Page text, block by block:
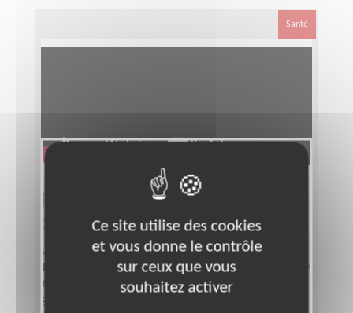
Santé
Responsable départemental
d’équipe bénévole Téléthon
Lieu :
SEINE-SAINT-DENIS (93)
Responsable associatif, Coordinateur d'équipe
Association :
AFM - Coordination Téléthon - Seine-
Saint-Denis
Ce site utilise des cookies
et vous donne le contrôle
sur ceux que vous
souhaitez activer